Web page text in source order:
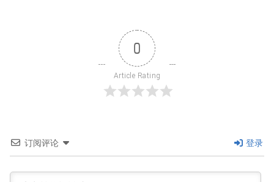
0
Article Rating
订阅评论 登录